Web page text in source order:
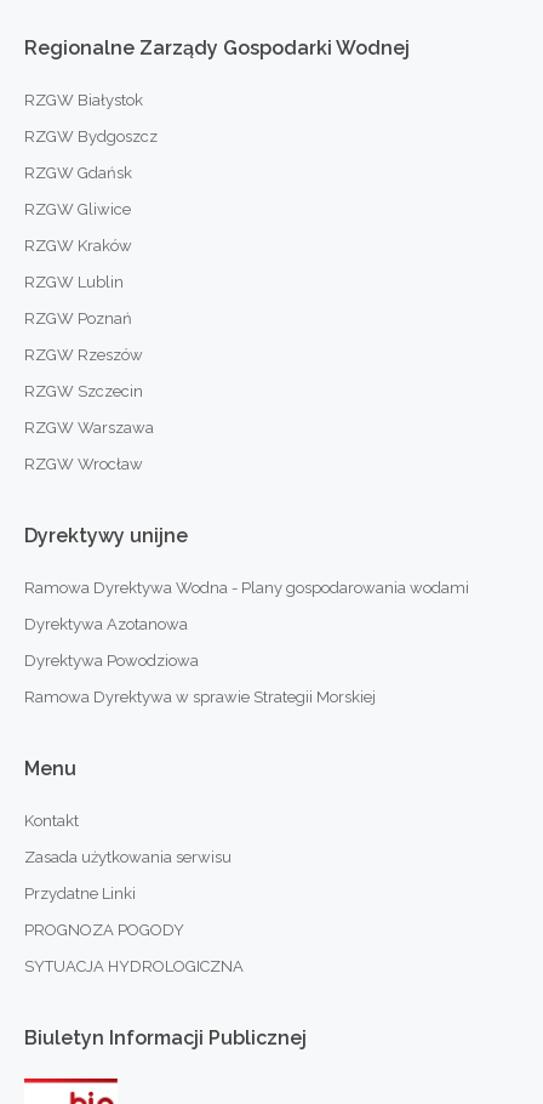
Regionalne Zarządy Gospodarki Wodnej
RZGW Białystok
RZGW Bydgoszcz
RZGW Gdańsk
RZGW Gliwice
RZGW Kraków
RZGW Lublin
RZGW Poznań
RZGW Rzeszów
RZGW Szczecin
RZGW Warszawa
RZGW Wrocław
Dyrektywy unijne
Ramowa Dyrektywa Wodna - Plany gospodarowania wodami
Dyrektywa Azotanowa
Dyrektywa Powodziowa
Ramowa Dyrektywa w sprawie Strategii Morskiej
Menu
Kontakt
Zasada użytkowania serwisu
Przydatne Linki
PROGNOZA POGODY
SYTUACJA HYDROLOGICZNA
Biuletyn Informacji Publicznej